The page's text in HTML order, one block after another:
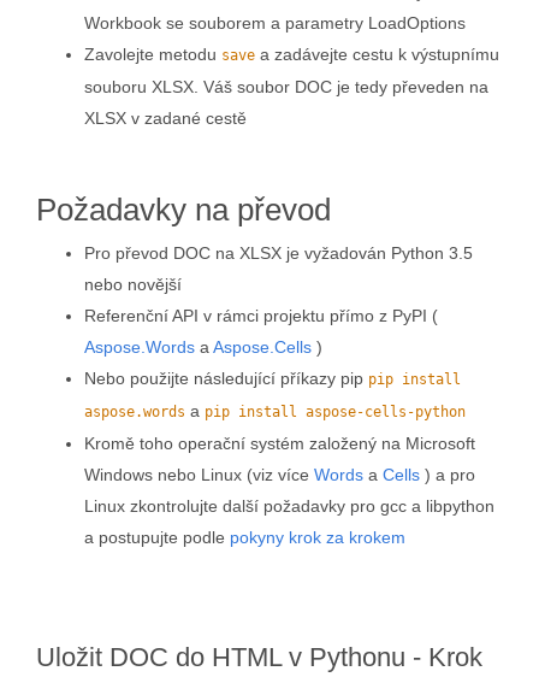
Workbook se souborem a parametry LoadOptions
Zavolejte metodu save a zadávejte cestu k výstupnímu
souboru XLSX. Váš soubor DOC je tedy převeden na
XLSX v zadané cestě
Požadavky na převod
Pro převod DOC na XLSX je vyžadován Python 3.5
nebo novější
Referenční API v rámci projektu přímo z PyPI (
Aspose.Words a Aspose.Cells )
Nebo použijte následující příkazy pip pip install
aspose.words a pip install aspose-cells-python
Kromě toho operační systém založený na Microsoft
Windows nebo Linux (viz více Words a Cells ) a pro
Linux zkontrolujte další požadavky pro gcc a libpython
a postupujte podle pokyny krok za krokem
Uložit DOC do HTML v Pythonu - Krok